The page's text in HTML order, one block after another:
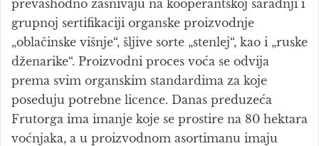
prevashodno zasnivaju na kooperantskoj saradnji i
grupnoj sertifikaciji organske proizvodnje
„oblačinske višnje“, šljive sorte „stenlej“, kao i „ruske
dženarike“. Proizvodni proces voća se odvija
prema svim organskim standardima za koje
poseduju potrebne licence. Danas preduzeća
Frutorga ima imanje koje se prostire na 80 hektara
voćnjaka, a u proizvodnom asortimanu imaju